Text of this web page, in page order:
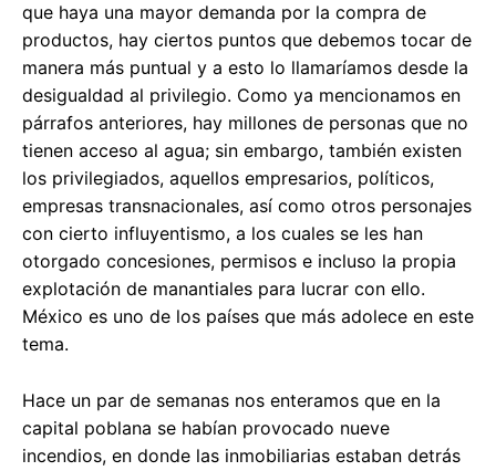
que haya una mayor demanda por la compra de
productos, hay ciertos puntos que debemos tocar de
manera más puntual y a esto lo llamaríamos desde la
desigualdad al privilegio. Como ya mencionamos en
párrafos anteriores, hay millones de personas que no
tienen acceso al agua; sin embargo, también existen
los privilegiados, aquellos empresarios, políticos,
empresas transnacionales, así como otros personajes
con cierto influyentismo, a los cuales se les han
otorgado concesiones, permisos e incluso la propia
explotación de manantiales para lucrar con ello.
México es uno de los países que más adolece en este
tema.
Hace un par de semanas nos enteramos que en la
capital poblana se habían provocado nueve
incendios, en donde las inmobiliarias estaban detrás